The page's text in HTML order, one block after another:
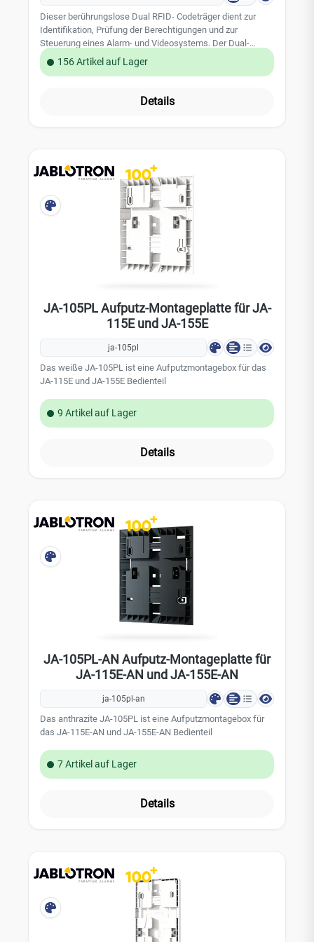
Dieser berührungslose Dual RFID- Codeträger dient zur
Identifikation, Prüfung der Berechtigungen und zur
Steuerung eines Alarm- und Videosystems. Der Dual-
Transponder ist sowohl geeignet zur Türöffnung von Dahua
Gegensprechanlagen, als auch für sämtliche RFID Leser
robuster und stabiler Schlüsselanhänger in der Farbe
unscharf geschaltet hat. Bei Verlust des Codeträgers kann
dieser sofort aus dem System gelöscht werden und eine
Bedienung des Alarmsystems ist nicht mehr möglich.
Technische Daten: geeignet für Jablotron RFID Leser
geeignet für Dahua Türsprechsysteme kompakte Bauform
Maße: 39mm x 31mm x 4mm Schlüsselring: Ja Material:
Kunststoff Farbe Gehäuse: schwarz Farbe Deckel: weiß
156 Artikel auf Lager
Details
JA-105PL Aufputz-Montageplatte für JA-
115E und JA-155E
ja-105pl
Das weiße JA-105PL ist eine Aufputzmontagebox für das
JA-115E und JA-155E Bedienteil
9 Artikel auf Lager
Details
JA-105PL-AN Aufputz-Montageplatte für
JA-115E-AN und JA-155E-AN
ja-105pl-an
Das anthrazite JA-105PL ist eine Aufputzmontagebox für
das JA-115E-AN und JA-155E-AN Bedienteil
7 Artikel auf Lager
Details